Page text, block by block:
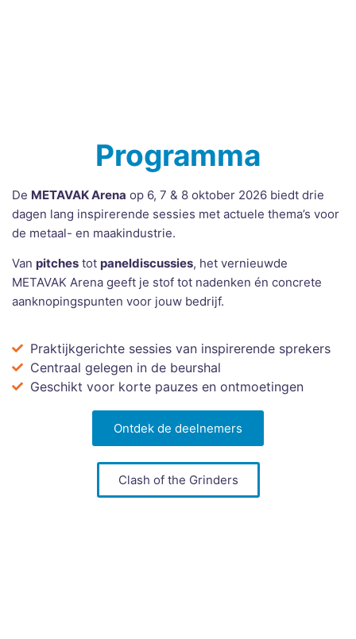
Programma
De METAVAK Arena op 6, 7 & 8 oktober 2026 biedt drie
dagen lang inspirerende sessies met actuele thema’s voor
de metaal- en maakindustrie.
Van pitches tot paneldiscussies, het vernieuwde
METAVAK Arena geeft je stof tot nadenken én concrete
aanknopingspunten voor jouw bedrijf.
Praktijkgerichte sessies van inspirerende sprekers
Centraal gelegen in de beurshal
Geschikt voor korte pauzes en ontmoetingen
Ontdek de deelnemers
Clash of the Grinders